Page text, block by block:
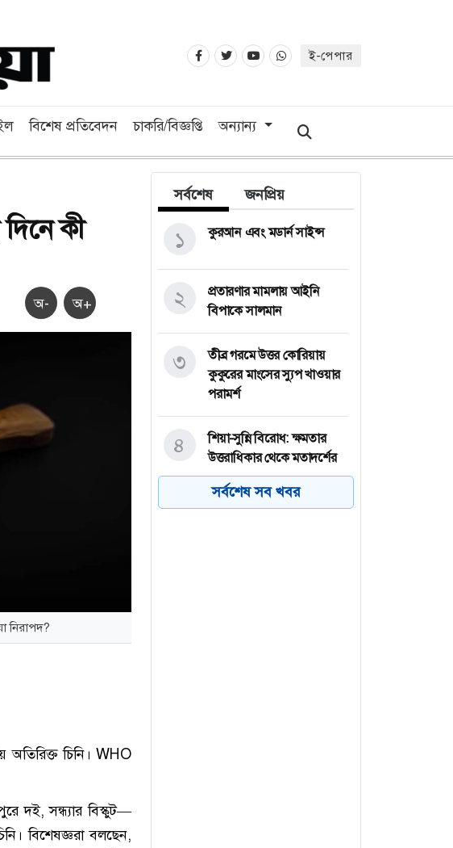
ই-পেপার
বিশেষ প্রতিবেদন চাকরি/বিজ্ঞপ্তি অন্যান্য
কী
অ- অ+
নিরাপদ?
অতিরিক্ত চিনি। WHO
দই, সন্ধ্যার বিস্কুট—
বিশেষজ্ঞরা বলছেন,
সর্বশেষ জনপ্রিয়
কুরআন এবং মডার্ন সাইন্স
১
প্রতারণার মামলায় আইনি
বিপাকে সালমান
২
তীব্র গরমে উত্তর কোরিয়ায়
কুকুরের মাংসের স্যুপ খাওয়ার
পরামর্শ
৩
শিয়া-সুন্নি বিরোধ: ক্ষমতার
উত্তরাধিকার থেকে মতাদর্শের
বিভাজন
৪
সর্বশেষ সব খবর